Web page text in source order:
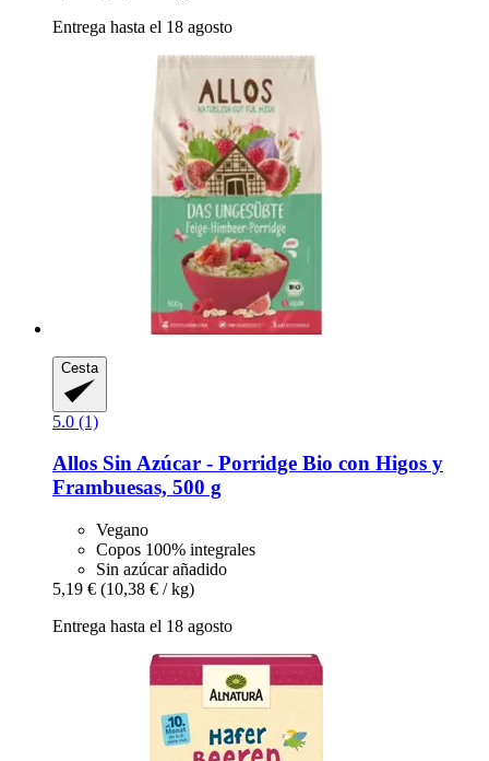
Entrega hasta el 18 agosto
Cesta
5.0 (1)
Allos Sin Azúcar -​ Porridge Bio con Higos y
Frambuesas, 500 g
Vegano
Copos 100% integrales
Sin azúcar añadido
5,19 € (10,38 € / kg)
Entrega hasta el 18 agosto